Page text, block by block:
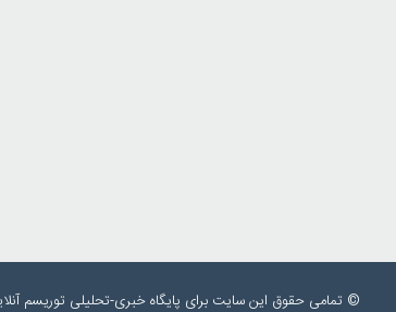
© تمامی حقوق این سایت برای پایگاه خبری-تحلیلی توریسم